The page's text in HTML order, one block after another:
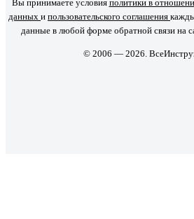
Вы принимаете условия политики в
данных и пользовательского соглашения
данные в любой форме обратной связи на
© 2006 — 2026.